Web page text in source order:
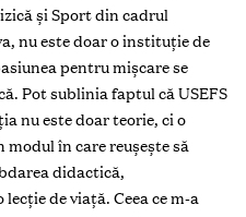
și Sport din cadrul
nu este doar o instituție de
pentru mișcare se
Pot sublinia faptul că USEFS
nu este doar teorie, ci o
în care reușește să
didactică,
de viață. Ceea ce m-a